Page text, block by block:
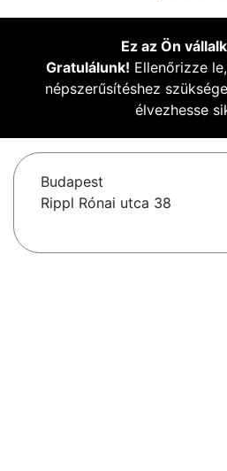
Ez az Ön
Gratulálunk! Ellenőrizze
népszerűsítéshez
élvezhesse
Budapest
Rippl Rónai utca 38